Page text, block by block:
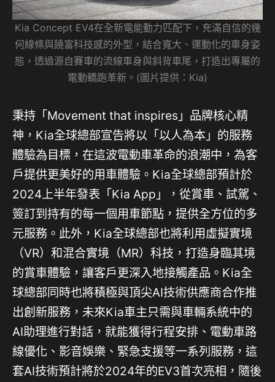
Kia Concept EV4在全新電能動力匹配下，充滿自信的幾
何線條與饒富科技感的外型，結合寬大、運動化的車身姿
態，透過源自賽車的流線車身與斜背車尾，打造出專屬的
電動轎跑革新。(圖片提供：Kia)
秉持「Movement that inspires」品牌核心精
神，Kia全球總部宣告將以「以人為本」的服務
體驗為目標，在這波電動車革命的浪潮中，為客
戶提供更美好的用車體驗。Kia全球總部預計於
2024上半年發表「Kia App」，從賞車、試駕、
簽訂到持有的每一個用車節點，提供全方位的多
元服務。此外，Kia全球總部也將利用虛擬實境
（VR）和混合實境（MR）科技，打造身臨其境
的賞車體驗，讓客戶更深入地接觸產品。Kia全
球總部同時也將積極與頂尖AI技術供應商合作推
出創新服務，未來Kia車主只需與車輛系統中的
AI助理進行對話，就能獲得行程安排、電動車路
線優化、影音娛樂、緊急支援等一系列服務，這
套AI技術預計將於2024年的EV3首次亮相，隨後